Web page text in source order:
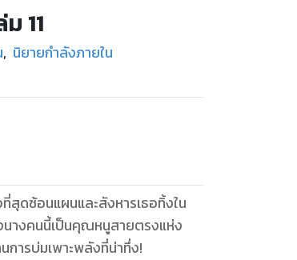
11
, นิยายกำลังภายใน
สุดซ้อนแผนและสังหารเธอทิ้งใน
างคนนี้เป็นคุณหนูสายตรงแห่ง
ารบ่มเพาะพลังที่น่าทึ่ง!